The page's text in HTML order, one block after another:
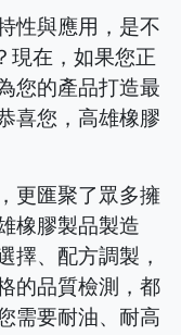
性與應用，是不
現在，如果您正
您的產品打造最
喜您，高雄橡膠
更匯聚了眾多擁
橡膠製品製造
擇、配方調製，
的品質檢測，都
需要耐油、耐高